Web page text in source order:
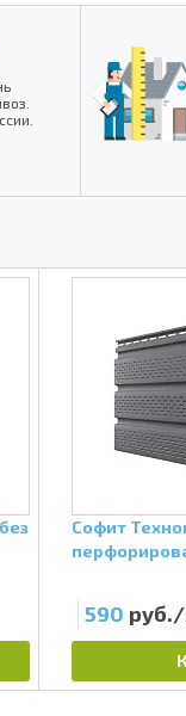
Софит
590